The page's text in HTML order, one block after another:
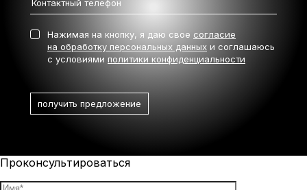
Нажимая на кнопку, я даю свое согласие
на обработку персональных данных и соглашаюсь
с условиями политики конфиденциальности
Проконсультироваться